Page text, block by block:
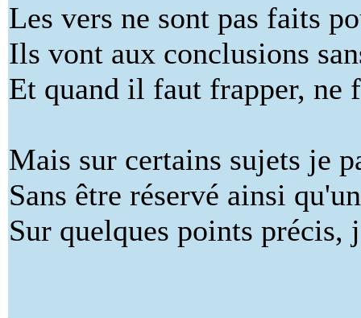
Les vers ne sont pas faits
Ils vont aux conclusions
Et quand il faut frapper, ne
Mais sur certains sujets je
Sans être réservé ainsi
Sur quelques points précis,